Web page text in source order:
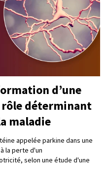
d’une
déterminant
maladie
appelée parkine dans une
la perte d'un
selon une étude d'une